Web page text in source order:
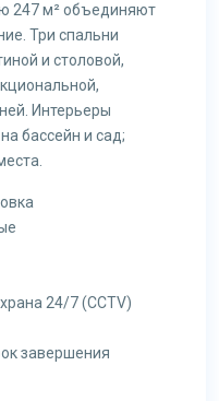
247 м² объединяют
Три спальни
и столовой,
Интерьеры
бассейн и сад;
24/7 (CCTV)
завершения